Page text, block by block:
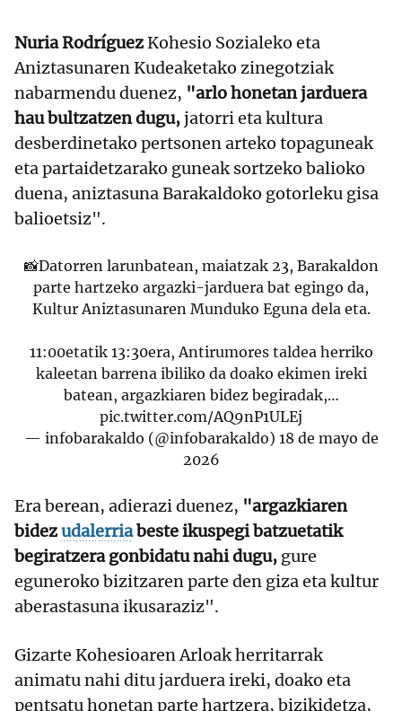
Nuria RodríguezKohesio Sozialeko eta
Aniztasunaren Kudeaketako zinegotziak
nabarmendu duenez, "arlo honetan jarduera
hau bultzatzen dugu,jatorri eta kultura
desberdinetako pertsonen arteko topaguneak
eta partaidetzarako guneak sortzeko balioko
duena, aniztasuna Barakaldoko gotorleku gisa
balioetsiz".
📸Datorren larunbatean, maiatzak 23, Barakaldon
parte hartzeko argazki-jarduera bat egingo da,
Kultur Aniztasunaren Munduko Eguna dela eta.
11:00etatik 13:30era, Antirumores taldea herriko
kaleetan barrena ibiliko da doako ekimen ireki
batean, argazkiaren bidez begiradak,…
pic.twitter.com/AQ9nP1ULEj
— infobarakaldo (@infobarakaldo) 18 de mayo de
2026
Era berean, adierazi duenez, "argazkiaren
bidezudalerriabeste ikuspegi batzuetatik
begiratzera gonbidatu nahi dugu, gure
eguneroko bizitzaren parte den giza eta kultur
aberastasuna ikusaraziz".
Gizarte Kohesioaren Arloak herritarrak
animatu nahi ditu jarduera ireki, doako eta
pentsatu honetan parte hartzera, bizikidetza,